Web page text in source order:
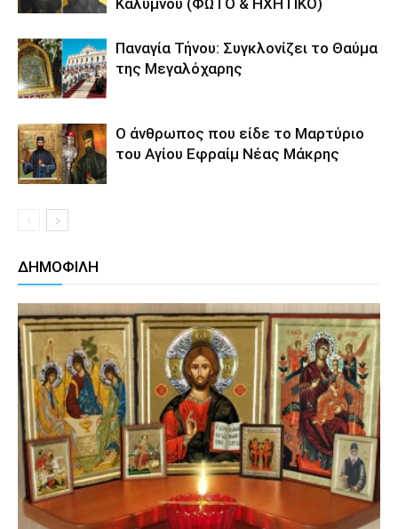
Παναγία Τήνου: Συγκλονίζει το Θαύμα
της Μεγαλόχαρης
Ο άνθρωπος που είδε το Μαρτύριο
του Αγίου Εφραίμ Νέας Μάκρης
ΔΗΜΟΦΙΛΗ